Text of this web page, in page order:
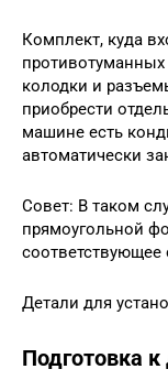
Комплект, куда
колодки и
приобрести
машине есть
автоматически
Совет: В таком
прямоугольной
соответствующее
Детали для
Подготовка